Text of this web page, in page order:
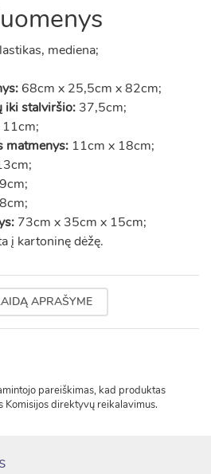
mediena;
68cm x 25,5cm x 82cm;
iki stalviršio: 37,5cm;
11cm;
matmenys: 11cm x 18cm;
9cm;
8cm;
73cm x 35cm x 15cm;
į kartoninę dėžę.
APRAŠYME
pareiškimas, kad produktas
Komisijos direktyvų reikalavimus.